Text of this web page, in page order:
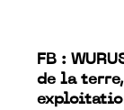
FB :
de la